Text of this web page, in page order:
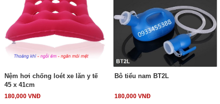
Nệm hơi chống loét xe lăn y tế
45 x 41cm
180,000 VNĐ
Bô tiểu nam BT2L
180,000 VNĐ